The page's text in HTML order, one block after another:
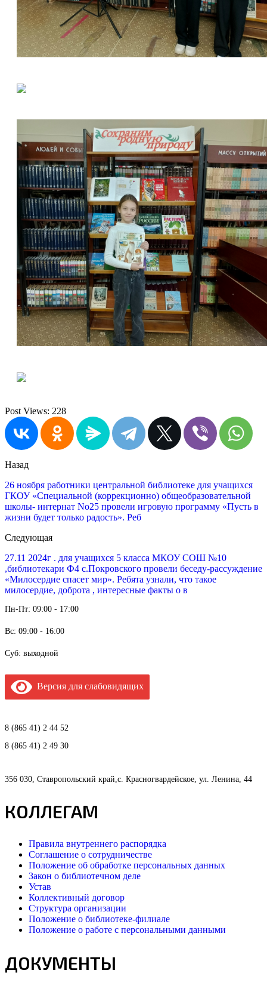
Post Views: 228
Назад
26 ноября работники центральной библиотеке для учащихся
ГКОУ «Специальной (коррекционно) общеобразовательной
школы- интернат No25 провели игровую программу «Пусть в
жизни будет только радость». Реб
Следующая
27.11 2024г . для учащихся 5 класса МКОУ СОШ №10
,библиотекари Ф4 с.Покровского провели беседу-рассуждение
«Милосердие спасет мир». Ребята узнали, что такое
милосердие, доброта , интересные факты о в
Пн-Пт: 09:00 - 17:00
Вс: 09:00 - 16:00
Суб: выходной
Версия для слабовидящих
8 (865 41) 2 44 52
8 (865 41) 2 49 30
356 030, Ставропольский край,с. Красногвардейское, ул. Ленина, 44
КОЛЛЕГАМ
Правила внутреннего распорядка
Соглашение о сотрудничестве
Положение об обработке персональных данных
Закон о библиотечном деле
Устав
Коллективный договор
Структура организации
Положение о библиотеке-филиале
Положение о работе с персональными данными
ДОКУМЕНТЫ